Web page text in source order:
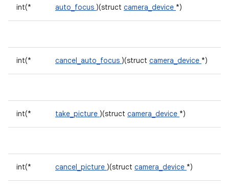
int(* auto_focus )(struct camera_device *)
int(* cancel_auto_focus )(struct camera_device *)
int(* take_picture )(struct camera_device *)
int(* cancel_picture )(struct camera_device *)